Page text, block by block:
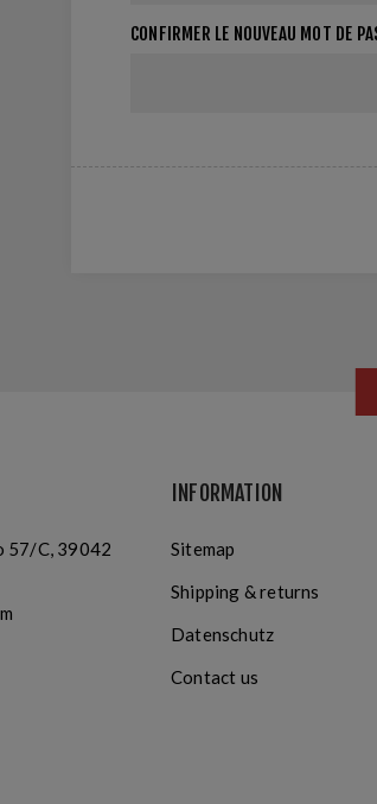
CONFIRMER LE NOUVEAU MOT DE
57/C, 39042
INFORMATION
Sitemap
Shipping & returns
Datenschutz
Contact us